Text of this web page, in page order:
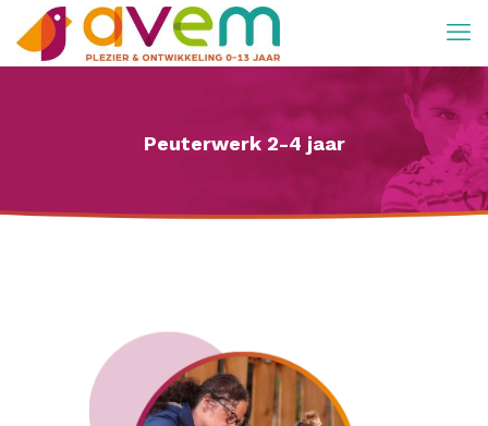
Peuterwerk 2-4 jaar